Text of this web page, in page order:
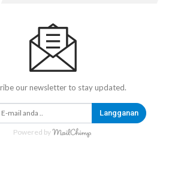
our newsletter to stay updated.
Langganan
Powered by